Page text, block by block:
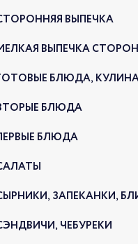
ВЫПЕЧКА
ВЫПЕЧКА
БЛЮДА,
БЛЮДА
БЛЮДА
ЗАПЕКАНКИ,
ЧЕБУРЕКИ